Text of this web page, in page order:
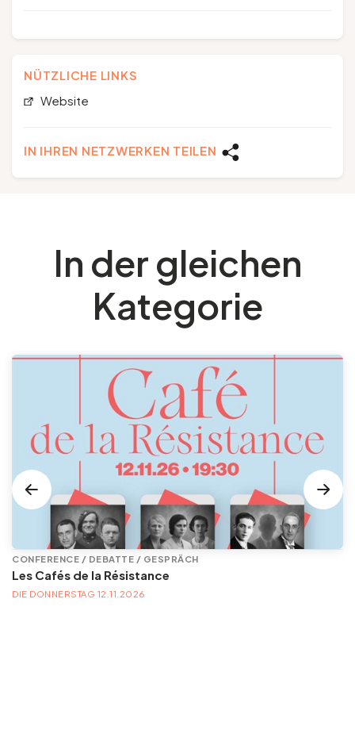
NÜTZLICHE LINKS
Website
IN IHREN NETZWERKEN TEILEN
In der gleichen
Kategorie
CONFERENCE / DEBATTE / GESPRÄCH
Les Cafés de la Résistance
DIE DONNERSTAG 12.11.2026